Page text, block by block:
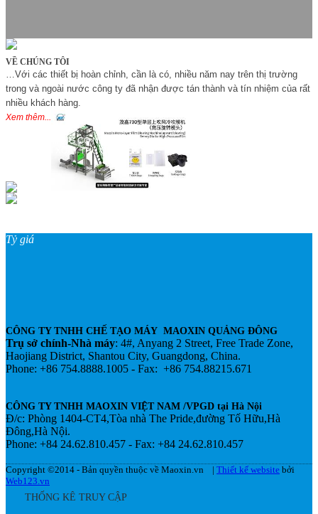
VỀ CHÚNG TÔI
…Với các thiết bị hoàn chỉnh, cần là có, nhiều năm nay trên thị trường
trong và ngoài nước công ty đã nhận được tán thành và tín nhiệm của rất
nhiều khách hàng.
Xem thêm...
MÁY THỔI MÀNG CO NHIỆT TÚI PE
ĐẦU HÌNH XOAY THU CUỘN ĐÔI
Đối tác - khách hàng
Tỷ giá
CÔNG TY TNHH CHẾ TẠO MÁY MAOXIN QUẢNG ĐÔNG
Trụ sở chính-Nhà máy: 4#, Anyang 2 Street, Free Trade Zone,
Haojiang District, Shantou City, Guangdong, China.
Phone: +86 754.8888.1005 - Fax: +86 754.88215.671
CÔNG TY TNHH MAOXIN VIỆT NAM /VPGD tại Hà Nội
Đ/c: Phòng 1404-CT4,Tòa nhà The Pride,đường Tố Hữu,Hà
Đông,Hà Nội.
Phone: +84 24.62.810.457 - Fax: +84 24.62.810.457
Copyright ©2014 - Bản quyền thuộc về Maoxin.vn | Thiết kế website bởi
Web123.vn
THỐNG KÊ TRUY CẬP